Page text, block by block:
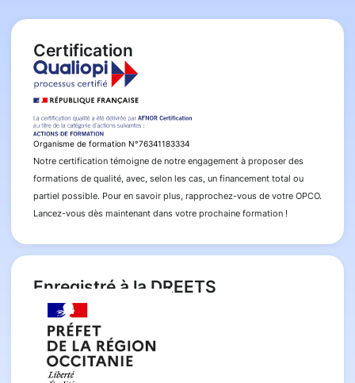
Certification
Organisme de formation N°76341183334
Notre certification témoigne de notre engagement à proposer des
formations de qualité, avec, selon les cas, un financement total ou
partiel possible. Pour en savoir plus, rapprochez-vous de votre OPCO.
Lancez-vous dès maintenant dans votre prochaine formation !
Enregistré à la DREETS